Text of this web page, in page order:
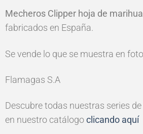
Mecheros Clipper hoja de
fabricados en España.
Se vende lo que se muestra en
Flamagas S.A
Descubre todas nuestras series de
en nuestro catálogoclicando aquí